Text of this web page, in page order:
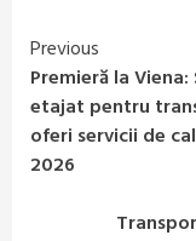
Continue
Reading
Previous
Premieră la
etajat pentru
oferi servicii de
2026